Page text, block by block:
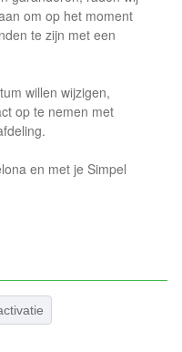
om op het moment
te zijn met een
willen wijzigen,
op te nemen met
en met je Simpel